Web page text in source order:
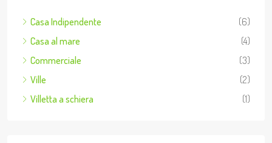
Casa Indipendente
(6)
Casa al mare
(4)
Commerciale
(3)
Ville
(2)
Villetta a schiera
(1)